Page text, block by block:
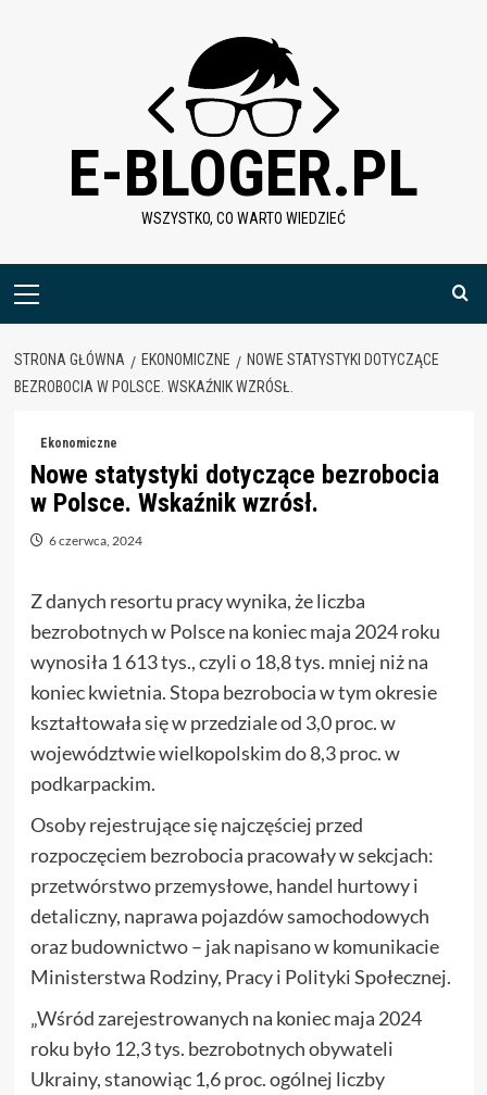
E-BLOGER.PL
WSZYSTKO, CO WARTO WIEDZIEĆ
Menu
STRONA GŁÓWNA EKONOMICZNE
NOWE STATYSTYKI DOTYCZĄCE
BEZROBOCIA W POLSCE. WSKAŹNIK WZRÓSŁ.
Ekonomiczne
Nowe statystyki dotyczące bezrobocia
w Polsce. Wskaźnik wzrósł.
6 czerwca, 2024
Z danych resortu pracy wynika, że liczba
bezrobotnych w Polsce na koniec maja 2024 roku
wynosiła 1 613 tys., czyli o 18,8 tys. mniej niż na
koniec kwietnia. Stopa bezrobocia w tym okresie
kształtowała się w przedziale od 3,0 proc. w
województwie wielkopolskim do 8,3 proc. w
podkarpackim.
Osoby rejestrujące się najczęściej przed
rozpoczęciem bezrobocia pracowały w sekcjach:
przetwórstwo przemysłowe, handel hurtowy i
detaliczny, naprawa pojazdów samochodowych
oraz budownictwo – jak napisano w komunikacie
Ministerstwa Rodziny, Pracy i Polityki Społecznej.
„Wśród zarejestrowanych na koniec maja 2024
roku było 12,3 tys. bezrobotnych obywateli
Ukrainy, stanowiąc 1,6 proc. ogólnej liczby